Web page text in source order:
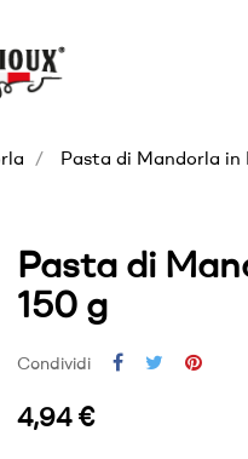
Pasta di Mandorla in
Pasta di
150 g
Condividi
4,94 €